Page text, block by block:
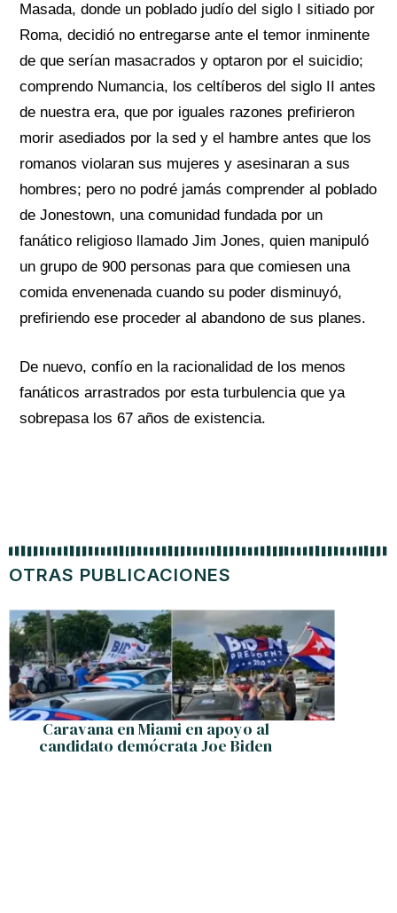
Masada, donde un poblado judío del siglo I sitiado por
Roma, decidió no entregarse ante el temor inminente
de que serían masacrados y optaron por el suicidio;
comprendo Numancia, los celtíberos del siglo II antes
de nuestra era, que por iguales razones prefirieron
morir asediados por la sed y el hambre antes que los
romanos violaran sus mujeres y asesinaran a sus
hombres; pero no podré jamás comprender al poblado
de Jonestown, una comunidad fundada por un
fanático religioso llamado Jim Jones, quien manipuló
un grupo de 900 personas para que comiesen una
comida envenenada cuando su poder disminuyó,
prefiriendo ese proceder al abandono de sus planes.
De nuevo, confío en la racionalidad de los menos
fanáticos arrastrados por esta turbulencia que ya
sobrepasa los 67 años de existencia.
OTRAS PUBLICACIONES
Caravana en Miami en apoyo al
candidato demócrata Joe Biden